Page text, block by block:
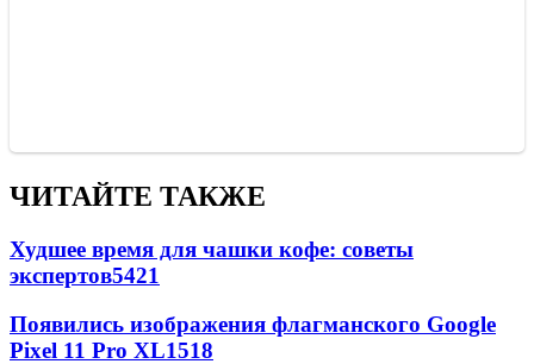
ЧИТАЙТЕ ТАКЖЕ
Худшее время для чашки кофе: советы
экспертов5421
Появились изображения флагманского Google
Pixel 11 Pro XL1518